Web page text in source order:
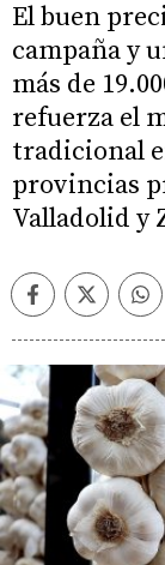
El buen
campaña y
más de
refuerza el
tradicional
provincias
Valladolid y
FacebookTwitter